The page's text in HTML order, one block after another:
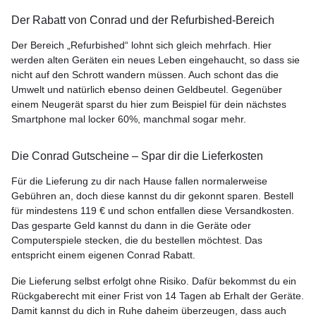
Der Rabatt von Conrad und der Refurbished-Bereich
Der Bereich „Refurbished“ lohnt sich gleich mehrfach. Hier
werden alten Geräten ein neues Leben eingehaucht, so dass sie
nicht auf den Schrott wandern müssen. Auch schont das die
Umwelt und natürlich ebenso deinen Geldbeutel. Gegenüber
einem Neugerät sparst du hier zum Beispiel für dein nächstes
Smartphone mal locker 60%, manchmal sogar mehr.
Die Conrad Gutscheine – Spar dir die Lieferkosten
Für die Lieferung zu dir nach Hause fallen normalerweise
Gebühren an, doch diese kannst du dir gekonnt sparen. Bestell
für mindestens 119 € und schon entfallen diese Versandkosten.
Das gesparte Geld kannst du dann in die Geräte oder
Computerspiele stecken, die du bestellen möchtest. Das
entspricht einem eigenen Conrad Rabatt.
Die Lieferung selbst erfolgt ohne Risiko. Dafür bekommst du ein
Rückgaberecht mit einer Frist von 14 Tagen ab Erhalt der Geräte.
Damit kannst du dich in Ruhe daheim überzeugen, dass auch